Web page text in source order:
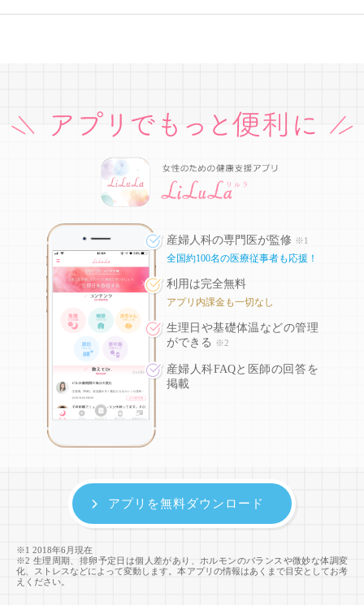
産婦人科の専門医が監修 ※1
全国約100名の医療従事者も応援！
利用は完全無料
アプリ内課金も一切なし
生理日や基礎体温などの管理
ができる
※2
産婦人科FAQと医師の回答を
掲載
※1 2018年6月現在
※2 生理周期、排卵予定日は個人差があり、ホルモンのバランスや微妙な体調変
化、ストレスなどによって変動します。本アプリの情報はあくまで目安としてお考
えください。
アプリを無料ダウンロード